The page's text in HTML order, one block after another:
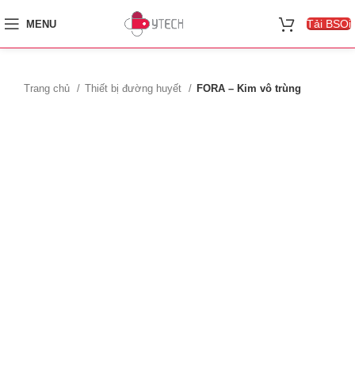
MENU Tải BSOi
Trang chủ Thiết bị đường huyết FORA – Kim vô trùng